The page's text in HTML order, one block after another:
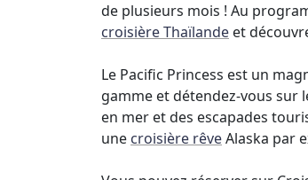
de plusieurs mois ! Au
croisière Thaïlande et
Le Pacific Princess est un
gamme et détendez-vous sur
en mer et des escapades
une croisière rêveAlaska par